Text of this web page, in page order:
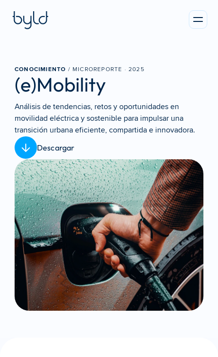
CONOCIMIENTO / MICROREPORTE · 2025
(e)Mobility
Análisis de tendencias, retos y oportunidades en
movilidad eléctrica y sostenible para impulsar una
transición urbana eficiente, compartida e innovadora.
Descargar